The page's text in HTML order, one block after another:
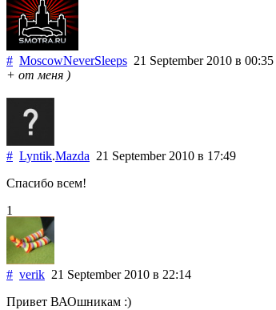
# MoscowNeverSleeps 21 September 2010 в 00:35
+ от меня )
# Lyntik.Mazda 21 September 2010 в 17:49
Спасибо всем!
1
# verik 21 September 2010 в 22:14
Привет ВАОшникам :)